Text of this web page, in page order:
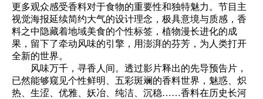
更多观众感受香料对于食物的重要性和独特魅力。节目主
视觉海报延续简约大气的设计理念，极具意境与质感，香
料之中隐藏着地域美食的个性标签，植物漫长进化的成
果，留下了牵动风味的引擎，用澎湃的芬芳，为人类打开
全新的世界。
风味万千，寻香人间。透过影片释出的先导预告片，
已然能够窥见个性鲜明、五彩斑斓的香料世界，魅惑、炽
热、生涩、优雅、妖冶、纯洁、沉稳……香料在历史长河